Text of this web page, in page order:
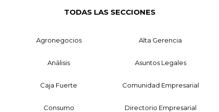
TODAS LAS SECCIONES
Agronegocios Alta Gerencia
Análisis Asuntos Legales
Caja Fuerte Comunidad Empresarial
Consumo Directorio Empresarial